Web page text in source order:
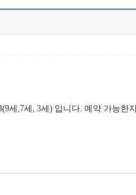
세,7세, 3세) 입니다. 예약 가능한